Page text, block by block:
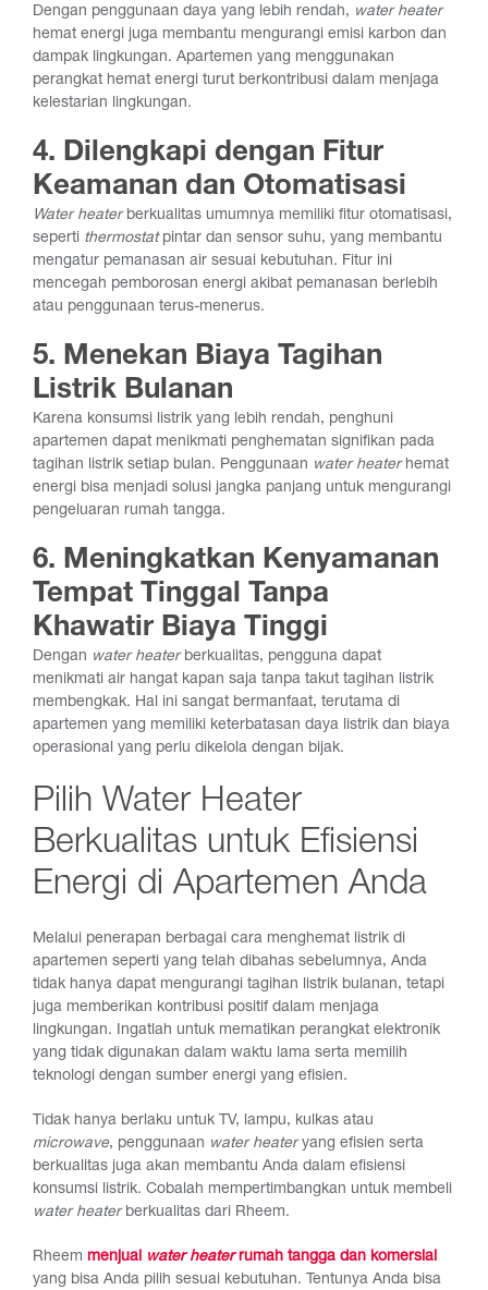
Dengan penggunaan daya yang lebih rendah, water heater
hemat energi juga membantu mengurangi emisi karbon dan
dampak lingkungan. Apartemen yang menggunakan
perangkat hemat energi turut berkontribusi dalam menjaga
kelestarian lingkungan.
4. Dilengkapi dengan Fitur
Keamanan dan Otomatisasi
Water heaterberkualitas umumnya memiliki fitur otomatisasi,
seperti thermostatpintar dan sensor suhu, yang membantu
mengatur pemanasan air sesuai kebutuhan. Fitur ini
mencegah pemborosan energi akibat pemanasan berlebih
atau penggunaan terus-menerus.
5. Menekan Biaya Tagihan
Listrik Bulanan
Karena konsumsi listrik yang lebih rendah, penghuni
apartemen dapat menikmati penghematan signifikan pada
tagihan listrik setiap bulan. Penggunaan water heaterhemat
energi bisa menjadi solusi jangka panjang untuk mengurangi
pengeluaran rumah tangga.
6. Meningkatkan Kenyamanan
Tempat Tinggal Tanpa
Khawatir Biaya Tinggi
Dengan water heaterberkualitas, pengguna dapat
menikmati air hangat kapan saja tanpa takut tagihan listrik
membengkak. Hal ini sangat bermanfaat, terutama di
apartemen yang memiliki keterbatasan daya listrik dan biaya
operasional yang perlu dikelola dengan bijak.
Pilih Water Heater
Berkualitas untuk Efisiensi
Energi di Apartemen Anda
Melalui penerapan berbagai cara menghemat listrik di
apartemen seperti yang telah dibahas sebelumnya, Anda
tidak hanya dapat mengurangi tagihan listrik bulanan, tetapi
juga memberikan kontribusi positif dalam menjaga
lingkungan. Ingatlah untuk mematikan perangkat elektronik
yang tidak digunakan dalam waktu lama serta memilih
teknologi dengan sumber energi yang efisien.
Tidak hanya berlaku untuk TV, lampu, kulkas atau
microwave, penggunaan water heateryang efisien serta
berkualitas juga akan membantu Anda dalam efisiensi
konsumsi listrik. Cobalah mempertimbangkan untuk membeli
water heaterberkualitas dari Rheem.
Rheem menjual water heaterrumah tangga dan komersial
yang bisa Anda pilih sesuai kebutuhan. Tentunya Anda bisa